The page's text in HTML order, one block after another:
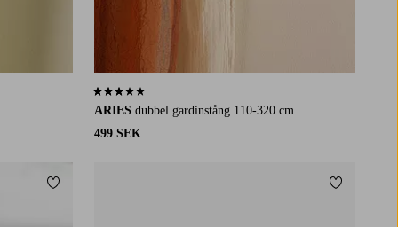
ARIES dubbel gardinstång 110-320 cm
499 SEK
2,9 baserat på 9 st betyg
Lägg till i favoriter Lägg till i